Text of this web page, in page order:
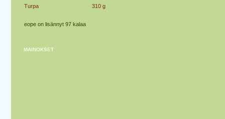
Turpa
310 g
eope on lisännyt 97 kalaa
MAINOKSET